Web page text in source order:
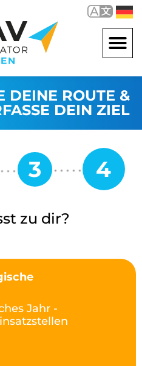
DEINE ROUTE &
DEIN ZIEL
zu dir?
Jahr -